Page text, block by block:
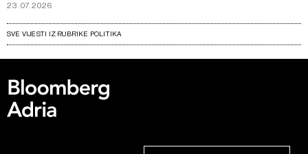
23.07.2026
SVE VIJESTI IZ RUBRIKE POLITIKA